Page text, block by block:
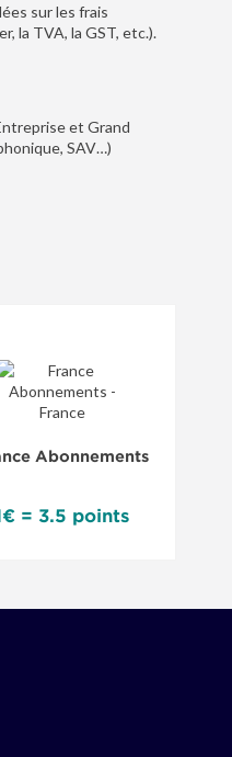
sur les frais
la TVA, la GST, etc.).
et Grand
SAV…)
Abonnements
= 3.5 points